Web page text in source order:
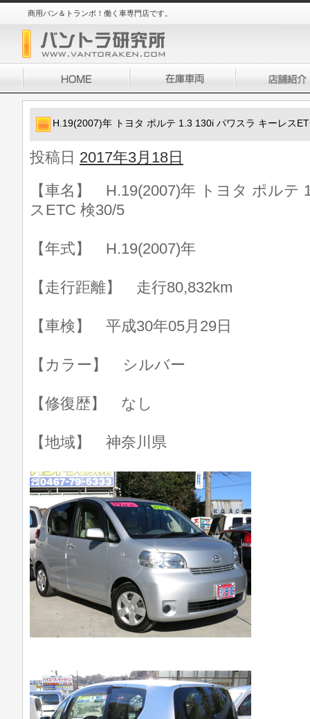
商用バン＆トランポ！働く車専門店です。
H.19(2007)年 トヨタ ポルテ 1.3 130i パワスラ キーレス
投稿日 2017年3月18日
【車名】 H.19(2007)年 トヨタ ポルテ
スETC 検30/5
【年式】 H.19(2007)年
【走行距離】 走行80,832km
【車検】 平成30年05月29日
【カラー】 シルバー
【修復歴】 なし
【地域】 神奈川県